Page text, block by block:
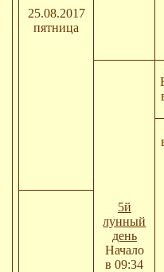
25.08.2017
пятница
5й
лунный
день
Начало
в 09:34